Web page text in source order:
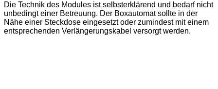
Die Technik des Modules ist selbsterklärend und bedarf nicht
unbedingt einer Betreuung. Der Boxautomat sollte in der
Nähe einer Steckdose eingesetzt oder zumindest mit einem
entsprechenden Verlängerungskabel versorgt werden.